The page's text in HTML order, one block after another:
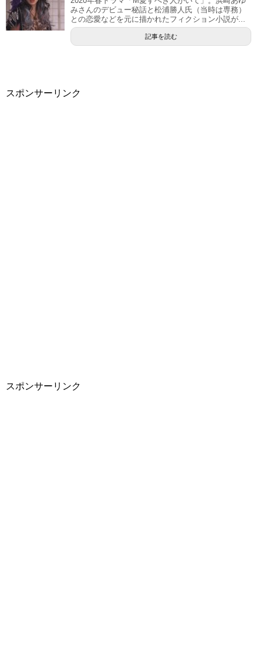
みさんのデビュー秘話と松浦勝人氏（当時は専務）
との恋愛などを元に描かれたフィクション小説が...
記事を読む
スポンサーリンク
スポンサーリンク